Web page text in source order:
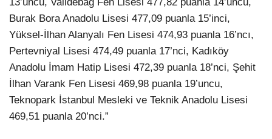
Burak Bora Anadolu Lisesi 477,09 puanla 15’inci,
Yüksel-İlhan Alanyalı Fen Lisesi 474,93 puanla 16’ncı,
Pertevniyal Lisesi 474,49 puanla 17’nci, Kadıköy
Anadolu İmam Hatip Lisesi 472,39 puanla 18’nci, Şehit
İlhan Varank Fen Lisesi 469,98 puanla 19’uncu,
Teknopark İstanbul Mesleki ve Teknik Anadolu Lisesi
469,51 puanla 20’nci.”